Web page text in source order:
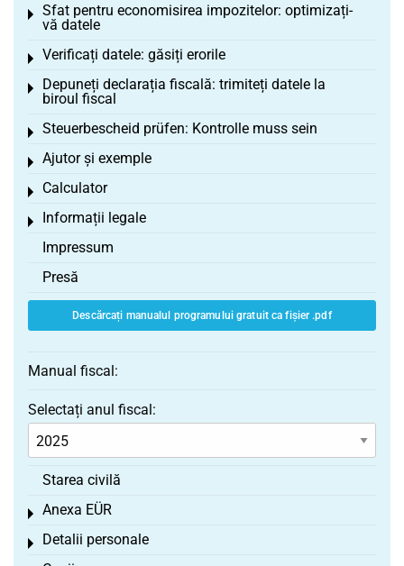
Sfat pentru economisirea impozitelor: optimizați-
vă datele
Toggle menu
Verificați datele: găsiți erorile
Toggle menu
Depuneți declarația fiscală: trimiteți datele la
biroul fiscal
Toggle menu
Steuerbescheid prüfen: Kontrolle muss sein
Toggle menu
Ajutor și exemple
Toggle menu
Calculator
Toggle menu
Informații legale
Toggle menu
Impressum
Presă
Descărcați manualul programului gratuit ca fișier .pdf
Manual fiscal:
Selectați anul fiscal:
Starea civilă
Anexa EÜR
Toggle menu
Detalii personale
Toggle menu